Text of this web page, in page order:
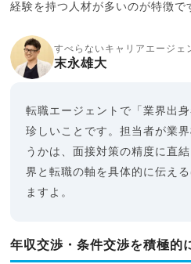
経験を持つ人材が多いのが特徴で
すべらないキャリアエージェ
末永雄大
転職エージェントで「業界出
珍しいことです。担当者が業
うかは、面接対策の精度に直
界と転職の軸を具体的に伝え
ますよ。
年収交渉・条件交渉を積極的